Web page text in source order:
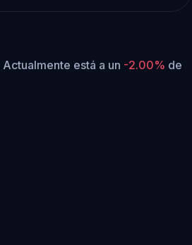
Actualmente está a un -2.00% de